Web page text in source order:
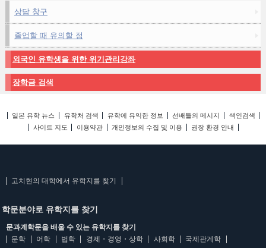
상담 창구
졸업할 때 유의할 점
외국인 유학생을 위한 위기관리강좌
장학금 검색
일본 유학 뉴스 유학처 검색 유학에 유익한 정보 선배들의 메시지
색인검색
사이트 지도
이용약관 개인정보의 수집 및 이용 권장 환경 안내
고치현의 대학에서 유학지를 찾기
학문분야로 유학지를 찾기
문과계학문을 배울 수 있는 유학지를 찾기
문학
어학 법학 경제・경영・상학 사회학 국제관계학